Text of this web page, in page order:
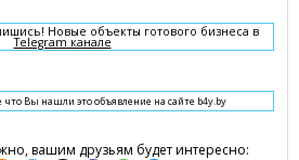
Новые объекты готового бизнеса в
Telegram канале
что Вы нашли это объявление на сайте b4y.by
вашим друзьям будет интересно: